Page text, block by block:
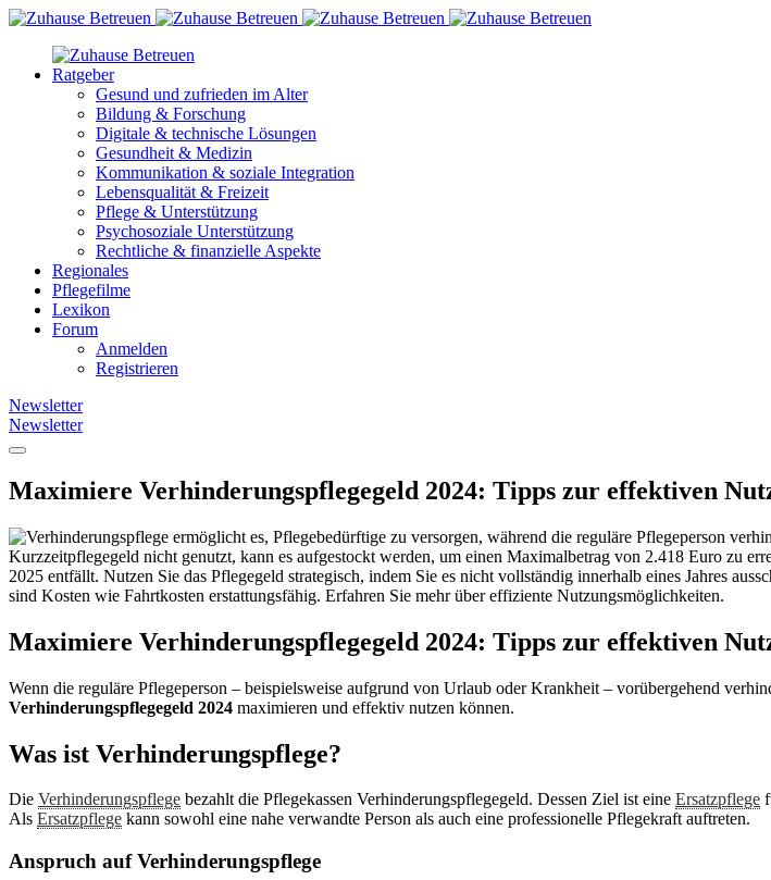
Ratgeber
Gesund und zufrieden im Alter
Bildung & Forschung
Digitale & technische Lösungen
Gesundheit & Medizin
Kommunikation & soziale Integration
Lebensqualität & Freizeit
Pflege & Unterstützung
Psychosoziale Unterstützung
Rechtliche & finanzielle Aspekte
Regionales
Pflegefilme
Lexikon
Forum
Anmelden
Registrieren
Newsletter
Newsletter
Maximiere Verhinderungspflegegeld 2024: Tipps zur effektiven
Maximiere Verhinderungspflegegeld 2024: Tipps zur effektiven
Wenn die reguläre Pflegeperson – beispielsweise aufgrund von Urlaub oder Krankheit – vorübergehend
Verhinderungspflegegeld 2024 maximieren und effektiv nutzen können.
Was ist Verhinderungspflege?
Die Verhinderungspflege bezahlt die Pflegekassen Verhinderungspflegegeld. Dessen Ziel ist eine Ersatzpflege
Als Ersatzpflege kann sowohl eine nahe verwandte Person als auch eine professionelle Pflegekraft auftreten.
Anspruch auf Verhinderungspflege